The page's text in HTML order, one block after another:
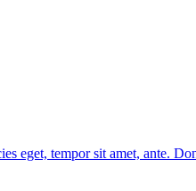
eget, tempor sit amet, ante.